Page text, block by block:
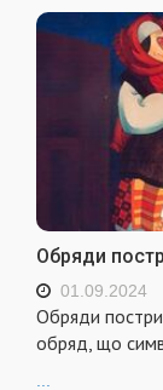
Обряди
01.09.2024
Обряди
обряд, що